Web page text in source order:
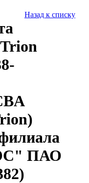
Назад к списку
ПАО